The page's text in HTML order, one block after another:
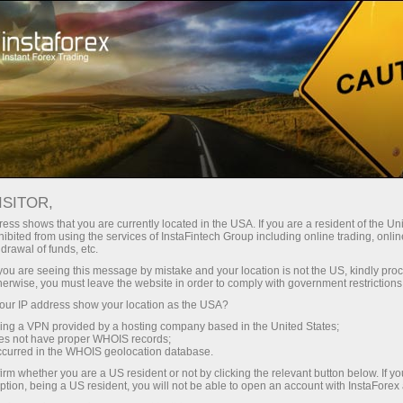
З InstaForex ви отримуєте доступ
можливостей: кредитне плече до
1:5000, одні з найкращих
спредів та комісій на ринку, а
також привабливі умови для
торгівлі акціями та індексами
Мінімальні спреди - максимум
Бонус 30% на кожен депозит
Швидкість
у трейдингу і на трасі
shows that you are currently located in the USA. If you are a resident of the
from using the services of InstaFintech Group including online trading,
of funds, etc.
are seeing this message by mistake and your location is not the US, kindly
you must leave the website in order to comply with government
IP address show your location as the USA?
a VPN provided by a hosting company based in the United States;
not have proper WHOIS records;
in the WHOIS geolocation database.
whether you are a US resident or not by clicking the relevant button below. If
being a US resident, you will not be able to open an account with InstaForex